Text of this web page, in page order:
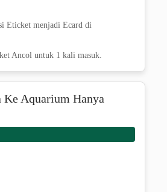
Eticket menjadi Ecard di
Ancol untuk 1 kali masuk.
Ke Aquarium Hanya